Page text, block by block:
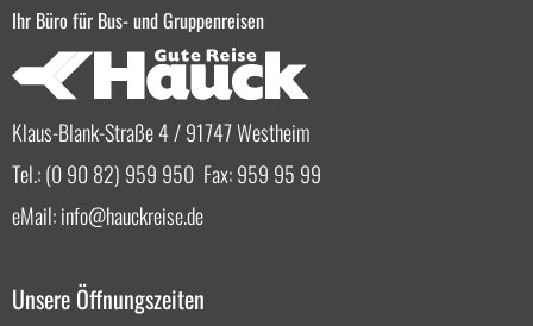
Ihr Büro für Bus- und Gruppenreisen
Klaus-Blank-Straße 4 / 91747 Westheim
Tel.: (0 90 82) 959 950 Fax: 959 95 99
eMail:info hauckreise.de
Unsere Öffnungszeiten